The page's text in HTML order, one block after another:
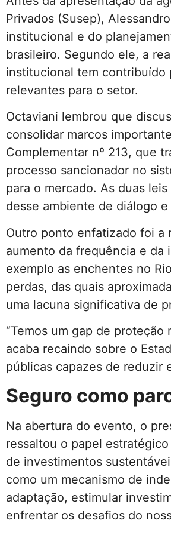
Privados (Susep),
institucional e do
brasileiro. Segundo ele, a
institucional tem contribuído
relevantes para o setor.
Octaviani lembrou que
consolidar marcos
Complementar nº 213, que
processo sancionador no
para o mercado. As duas
desse ambiente de diálogo
Outro ponto enfatizado foi a
aumento da frequência e da
exemplo as enchentes no
perdas, das quais
uma lacuna significativa de
“Temos um gap de
acaba recaindo sobre o
públicas capazes de reduzir
Seguro como
Na abertura do evento, o
ressaltou o papel
de investimentos
como um mecanismo de
adaptação, estimular
enfrentar os desafios do